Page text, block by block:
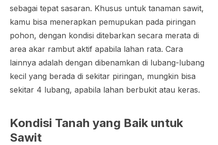
sebagai tepat sasaran. Khusus untuk tanaman sawit,
kamu bisa menerapkan pemupukan pada piringan
pohon, dengan kondisi ditebarkan secara merata di
area akar rambut aktif apabila lahan rata. Cara
lainnya adalah dengan dibenamkan di lubang-lubang
kecil yang berada di sekitar piringan, mungkin bisa
sekitar 4 lubang, apabila lahan berbukit atau keras.
Kondisi Tanah yang Baik untuk
Sawit